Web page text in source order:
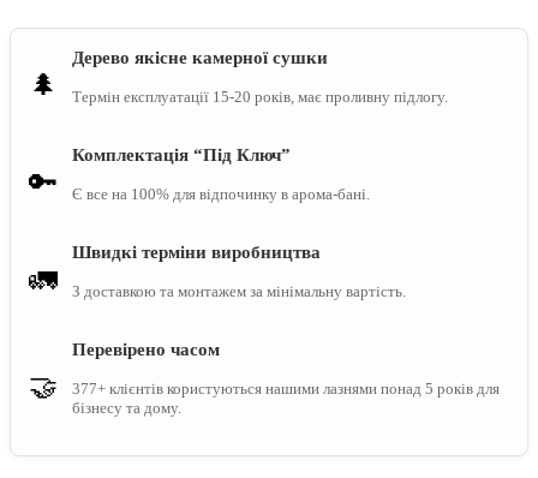
🌲
Дерево якісне камерної сушки
Термін експлуатації 15-20 років, має проливну підлогу.
🔑
Комплектація “Під Ключ”
Є все на 100% для відпочинку в арома-бані.
🚛
Швидкі терміни виробництва
З доставкою та монтажем за мінімальну вартість.
🤝
Перевірено часом
377+ клієнтів користуються нашими лазнями понад 5 років для
бізнесу та дому.